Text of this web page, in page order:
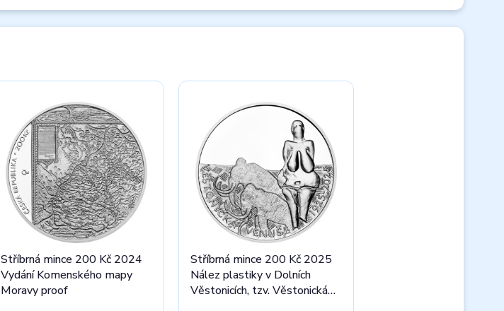
Stříbrná mince 200 Kč 2024
Vydání Komenského mapy
Moravy proof
Stříbrná mince 200 Kč 2025
Nález plastiky v Dolních
Věstonicích, tzv. Věstonická